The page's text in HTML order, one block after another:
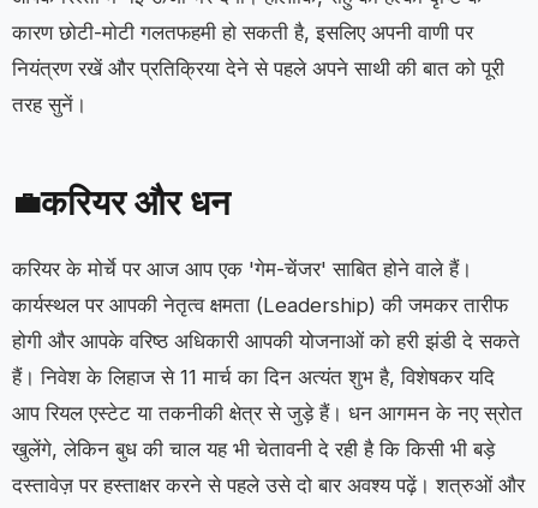
कारण छोटी-मोटी गलतफहमी हो सकती है, इसलिए अपनी वाणी पर
नियंत्रण रखें और प्रतिक्रिया देने से पहले अपने साथी की बात को पूरी
तरह सुनें।
💼करियर और धन
करियर के मोर्चे पर आज आप एक 'गेम-चेंजर' साबित होने वाले हैं।
कार्यस्थल पर आपकी नेतृत्व क्षमता (Leadership) की जमकर तारीफ
होगी और आपके वरिष्ठ अधिकारी आपकी योजनाओं को हरी झंडी दे सकते
हैं। निवेश के लिहाज से 11 मार्च का दिन अत्यंत शुभ है, विशेषकर यदि
आप रियल एस्टेट या तकनीकी क्षेत्र से जुड़े हैं। धन आगमन के नए स्रोत
खुलेंगे, लेकिन बुध की चाल यह भी चेतावनी दे रही है कि किसी भी बड़े
दस्तावेज़ पर हस्ताक्षर करने से पहले उसे दो बार अवश्य पढ़ें। शत्रुओं और